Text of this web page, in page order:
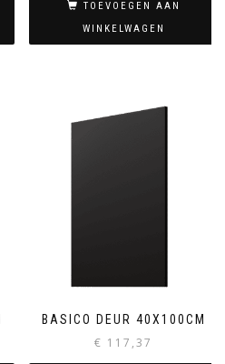
TOEVOEGEN AAN
WINKELWAGEN
BASICO DEUR 40X100CM
€ 117,37